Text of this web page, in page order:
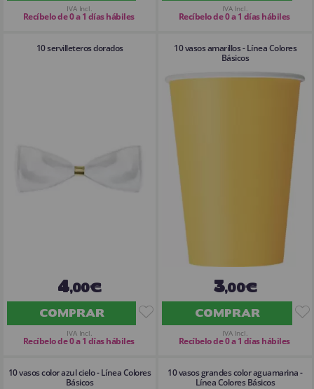
IVA Incl.
Recíbelo de 0 a 1 días hábiles
IVA Incl.
Recíbelo de 0 a 1 días hábiles
10 servilleteros dorados
4,00€
COMPRAR
IVA Incl.
Recíbelo de 0 a 1 días hábiles
10 vasos amarillos - Línea Colores
Básicos
3,00€
COMPRAR
IVA Incl.
Recíbelo de 0 a 1 días hábiles
10 vasos color azul cielo - Línea Colores
Básicos
10 vasos grandes color aguamarina -
Línea Colores Básicos